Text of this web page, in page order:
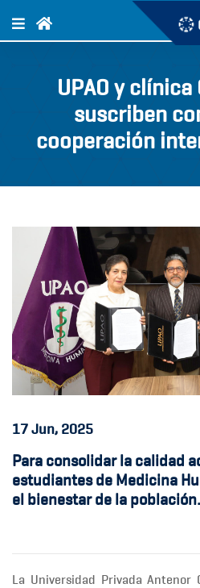
UPAO y
suscriben
cooperación
17Jun, 2025
Para consolidar la calidad
estudiantes de Medicina
el bienestar de la población.
La Universidad Privada Antenor